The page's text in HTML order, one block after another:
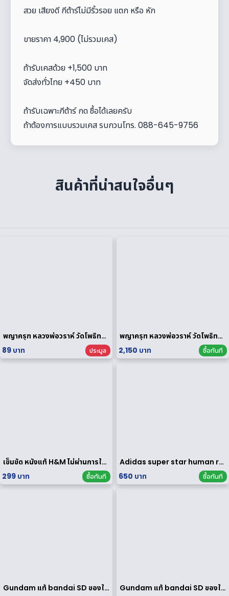
สวย เสียงดี กีต้าร์ไม่มีริ้วรอย แตก หรือ หัก
ขายราคา 4,900 (ไม่รวมเคส)
ถ้ารับเคสด้วย +1,500 บาท
จัดส่งทั่วไทย +450 บาท
ถ้ารับเฉพาะกีต้าร์ กด ซื้อได้เลยครับ
ถ้าต้องการแบบรวมเคส รบกวนโทร. 088-645-9756
สินค้าที่น่าสนใจอื่นๆ
พญาครุฑ หลวงพ่อวราห์ วัดโพธิทอง กฐินพระราชทาน ปี 2564 เนื้อกะไหล่ทอง
89 บาท
ประมูล
พญาครุฑ หลวงพ่อวราห์ วัดโพธิทอง มหาบารมี2 เนื้อสัมฤทธิ์เงิน
2,150 บาท
ซื้อทันที
เข็มขัด หนังแท้ H&M ไม่ผ่านการใช้งาน
299 บาท
ซื้อทันที
Adidas super star human race limited edition
650 บาท
ซื้อทันที
Gundam แท้ bandai SD ของใหม่
Gundam แท้ bandai SD ของใหม่